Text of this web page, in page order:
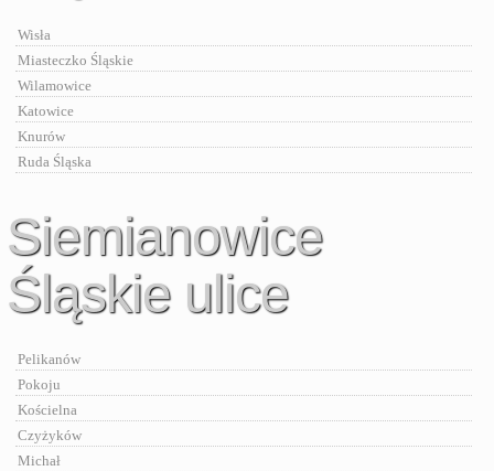
Wisła
Miasteczko Śląskie
Wilamowice
Katowice
Knurów
Ruda Śląska
Siemianowice
Śląskie ulice
Pelikanów
Pokoju
Kościelna
Czyżyków
Michał